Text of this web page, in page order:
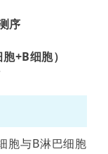
序
+B细胞）
胞与B淋巴细胞